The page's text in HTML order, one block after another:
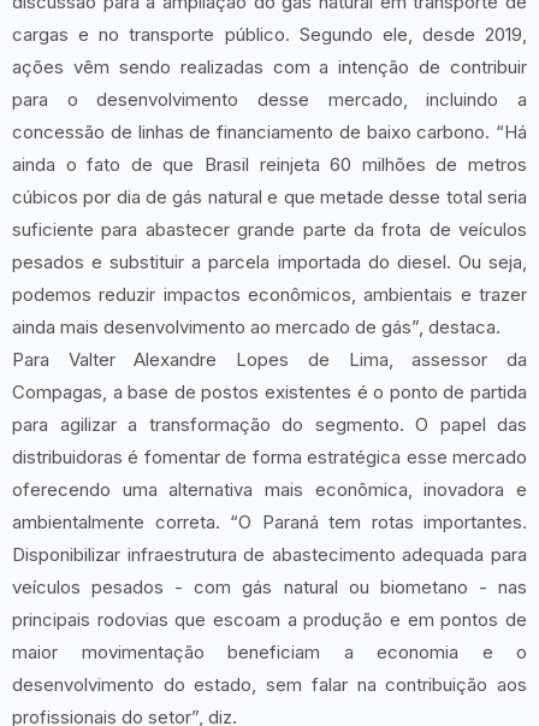
cargas e no transporte público. Segundo ele, desde 2019,
ações vêm sendo realizadas com a intenção de contribuir
para o desenvolvimento desse mercado, incluindo a
concessão de linhas de financiamento de baixo carbono. “Há
ainda o fato de que Brasil reinjeta 60 milhões de metros
cúbicos por dia de gás natural e que metade desse total seria
suficiente para abastecer grande parte da frota de veículos
pesados e substituir a parcela importada do diesel. Ou seja,
podemos reduzir impactos econômicos, ambientais e trazer
ainda mais desenvolvimento ao mercado de gás”, destaca.
Para Valter Alexandre Lopes de Lima, assessor da
Compagas, a base de postos existentes é o ponto de partida
para agilizar a transformação do segmento. O papel das
distribuidoras é fomentar de forma estratégica esse mercado
oferecendo uma alternativa mais econômica, inovadora e
ambientalmente correta. “O Paraná tem rotas importantes.
Disponibilizar infraestrutura de abastecimento adequada para
veículos pesados - com gás natural ou biometano - nas
principais rodovias que escoam a produção e em pontos de
maior movimentação beneficiam a economia e o
desenvolvimento do estado, sem falar na contribuição aos
profissionais do setor”, diz.